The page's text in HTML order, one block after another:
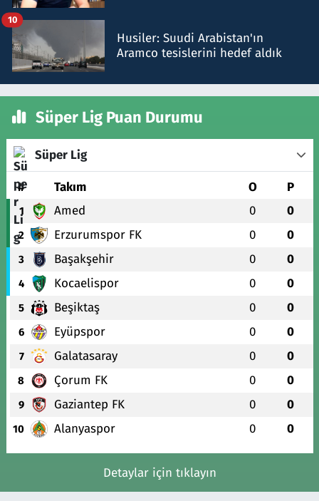
Husiler: Suudi Arabistan'ın
Aramco tesislerini hedef aldık
10
Süper Lig Puan Durumu
Süper Lig
# Takım O P
1 Amed 0 0
2 Erzurumspor FK 0 0
3 Başakşehir 0 0
4 Kocaelispor 0 0
5 Beşiktaş 0 0
6 Eyüpspor 0 0
7 Galatasaray 0 0
8 Çorum FK 0 0
9 Gaziantep FK 0 0
10 Alanyaspor 0 0
Detaylar için tıklayın